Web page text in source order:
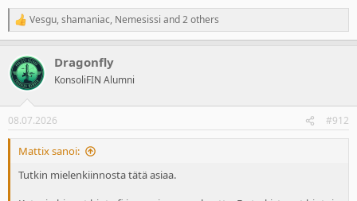
R
e
c
t
i
s
:
Vesgu, shamaniac, Nemesissi and 2 others
Dragonfly
KonsoliFIN Alumni
08.07.2026 #912
Mattix sanoi:
Tutkin mielenkiinnosta tätä asiaa.